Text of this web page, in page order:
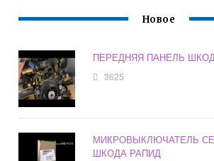
Новое
ПЕРЕДНЯЯ ПАНЕЛЬ
3625
МИКРОВЫКЛЮЧАТЕЛЬ
ШКОДА РАПИД